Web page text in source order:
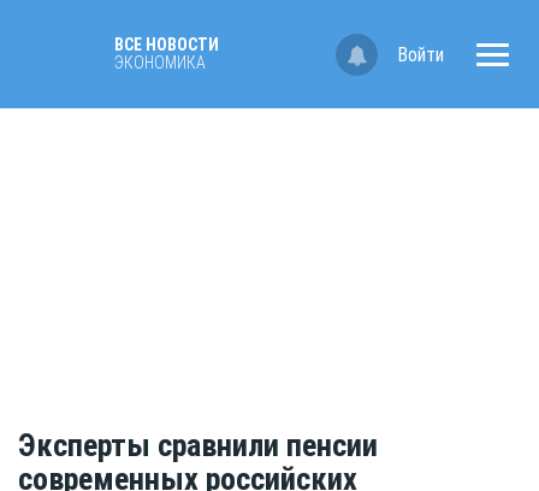
ВСЕ НОВОСТИ
ЭКОНОМИКА
Войти
Эксперты сравнили пенсии
современных российских